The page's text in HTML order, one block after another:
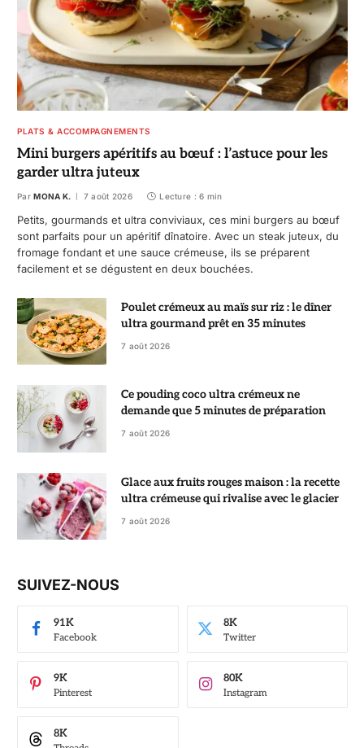
PLATS & ACCOMPAGNEMENTS
Mini burgers apéritifs au bœuf : l’astuce pour les
garder ultra juteux
Par MONA K. 7 août 2026 Lecture : 6 min
Petits, gourmands et ultra conviviaux, ces mini burgers au bœuf
sont parfaits pour un apéritif dînatoire. Avec un steak juteux, du
fromage fondant et une sauce crémeuse, ils se préparent
facilement et se dégustent en deux bouchées.
Poulet crémeux au maïs sur riz : le dîner
ultra gourmand prêt en 35 minutes
7 août 2026
Ce pouding coco ultra crémeux ne
demande que 5 minutes de préparation
7 août 2026
Glace aux fruits rouges maison : la recette
ultra crémeuse qui rivalise avec le glacier
7 août 2026
SUIVEZ-NOUS
Facebook
91K
Twitter
8K
Pinterest
9K
Instagram
80K
8K